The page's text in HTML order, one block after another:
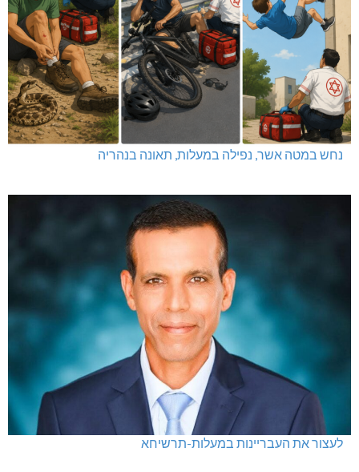
נחש במטה אשר, נפילה במעלות, תאונה בנהריה
לעצור את העבריינות במעלות-תרשיחא